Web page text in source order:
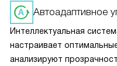
Автоадаптивное
Интеллектуальная
настраивает
анализируют